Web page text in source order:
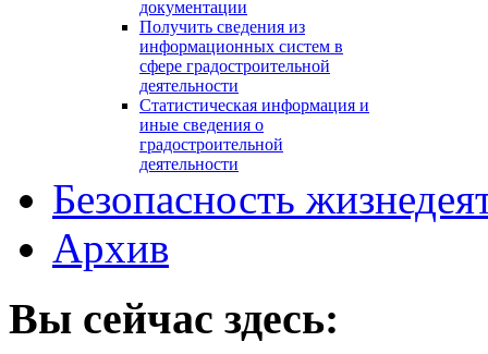
документации
Получить сведения из
информационных систем в
сфере градостроительной
деятельности
Статистическая информация и
иные сведения о
градостроительной
деятельности
Безопасность
Архив
Вы сейчас здесь: